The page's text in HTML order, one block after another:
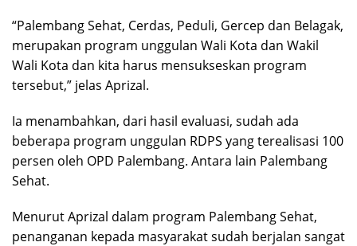
“Palembang Sehat, Cerdas, Peduli, Gercep dan Belagak,
merupakan program unggulan Wali Kota dan Wakil
Wali Kota dan kita harus mensukseskan program
tersebut,” jelas Aprizal.
Ia menambahkan, dari hasil evaluasi, sudah ada
beberapa program unggulan RDPS yang terealisasi 100
persen oleh OPD Palembang. Antara lain Palembang
Sehat.
Menurut Aprizal dalam program Palembang Sehat,
penanganan kepada masyarakat sudah berjalan sangat